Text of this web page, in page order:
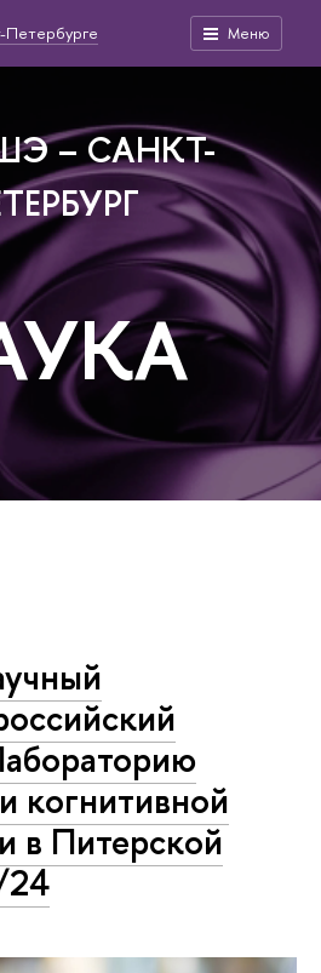
Меню
– САНКТ-
когнитивной
в Питерской